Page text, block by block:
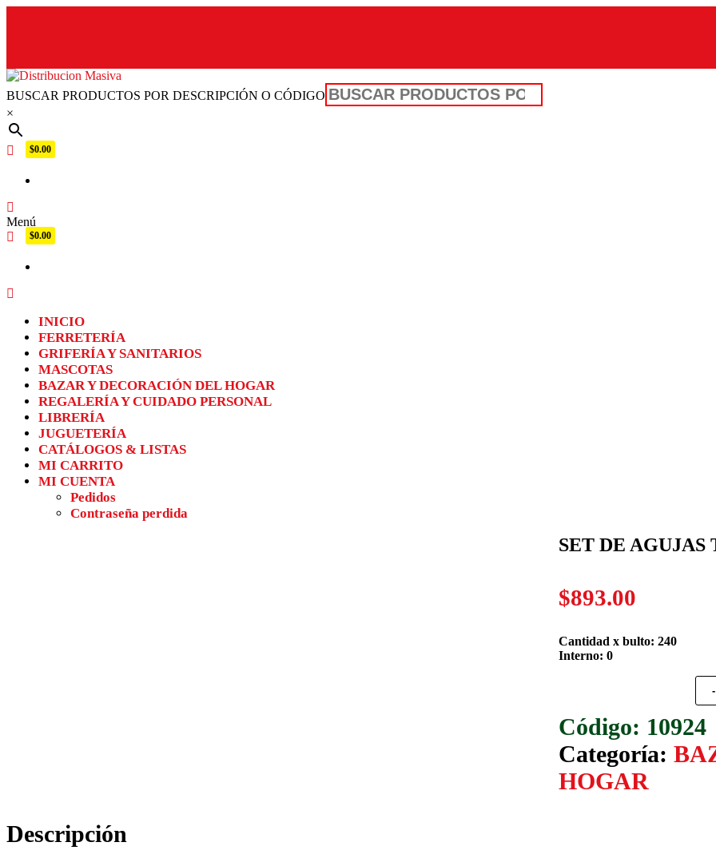
Distribucion Masiva
BUSCAR PRODUCTOS POR DESCRIPCIÓN O CÓDIGO
×
$0.00
Menú
$0.00
INICIO
FERRETERÍA
GRIFERÍA Y SANITARIOS
MASCOTAS
BAZAR Y DECORACIÓN DEL HOGAR
REGALERÍA Y CUIDADO PERSONAL
LIBRERÍA
JUGUETERÍA
CATÁLOGOS & LISTAS
MI CARRITO
MI CUENTA
Pedidos
Contraseña perdida
SET DE
$893.00
Cantidad x bulto: 240
Interno: 0
-
10924
Categoría:
HOGAR
Descripción